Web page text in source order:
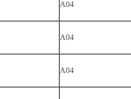
A04
A04
A04